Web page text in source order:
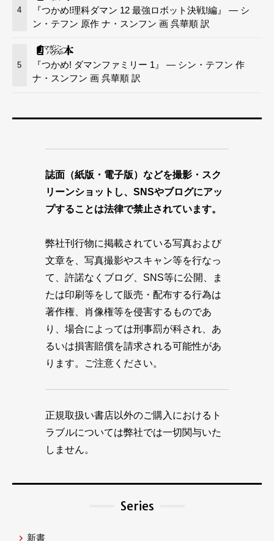
4
『つかめ!理科ダマン 12 最強ロボット決戦!編』 — シ
ン・テフン 原作 ナ・スンフン 画 呉華順 訳
5
『つかめ! ダマンファミリー 1』 — シン・テフン 作
ナ・スンフン 画 呉華順 訳
誌面（紙版・電子版）などを撮影・スク
リーンショットし、SNSやブログにアッ
プすることは法律で禁止されています。
弊社刊行物に掲載されている写真および
文章を、写真撮影やスキャン等を行なっ
て、許諾なくブログ、SNS等に公開、ま
たは印刷等をして販売・配布する行為は
著作権、肖像権等を侵害するものであ
り、場合によっては刑事罰が科され、あ
るいは損害賠償を請求される可能性があ
ります。ご注意ください。
正規取扱い書店以外のご購入におけるト
ラブルについては弊社では一切関与いた
しません。
Series
新書